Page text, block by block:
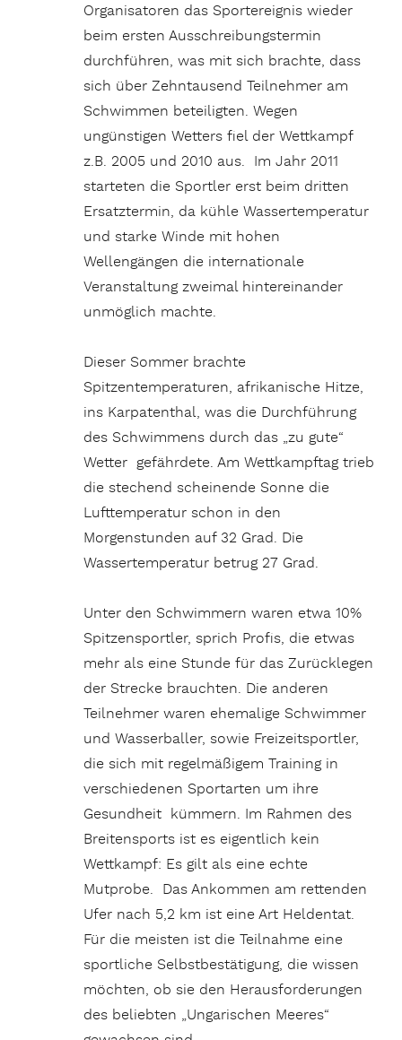
Organisatoren das Sportereignis wieder
beim ersten Ausschreibungstermin
durchführen, was mit sich brachte, dass
sich über Zehntausend Teilnehmer am
Schwimmen beteiligten. Wegen
ungünstigen Wetters fiel der Wettkampf
z.B. 2005 und 2010 aus. Im Jahr 2011
starteten die Sportler erst beim dritten
Ersatztermin, da kühle Wassertemperatur
und starke Winde mit hohen
Wellengängen die internationale
Veranstaltung zweimal hintereinander
unmöglich machte.
Dieser Sommer brachte
Spitzentemperaturen, afrikanische Hitze,
ins Karpatenthal, was die Durchführung
des Schwimmens durch das „zu gute“
Wetter gefährdete. Am Wettkampftag trieb
die stechend scheinende Sonne die
Lufttemperatur schon in den
Morgenstunden auf 32 Grad. Die
Wassertemperatur betrug 27 Grad.
Unter den Schwimmern waren etwa 10%
Spitzensportler, sprich Profis, die etwas
mehr als eine Stunde für das Zurücklegen
der Strecke brauchten. Die anderen
Teilnehmer waren ehemalige Schwimmer
und Wasserballer, sowie Freizeitsportler,
die sich mit regelmäßigem Training in
verschiedenen Sportarten um ihre
Gesundheit kümmern. Im Rahmen des
Breitensports ist es eigentlich kein
Wettkampf: Es gilt als eine echte
Mutprobe. Das Ankommen am rettenden
Ufer nach 5,2 km ist eine Art Heldentat.
Für die meisten ist die Teilnahme eine
sportliche Selbstbestätigung, die wissen
möchten, ob sie den Herausforderungen
des beliebten „Ungarischen Meeres“